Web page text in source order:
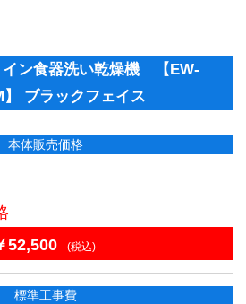
イン食器洗い乾燥機 【EW-
】 ブラックフェイス
本体販売価格
52,500
(税込)
標準工事費